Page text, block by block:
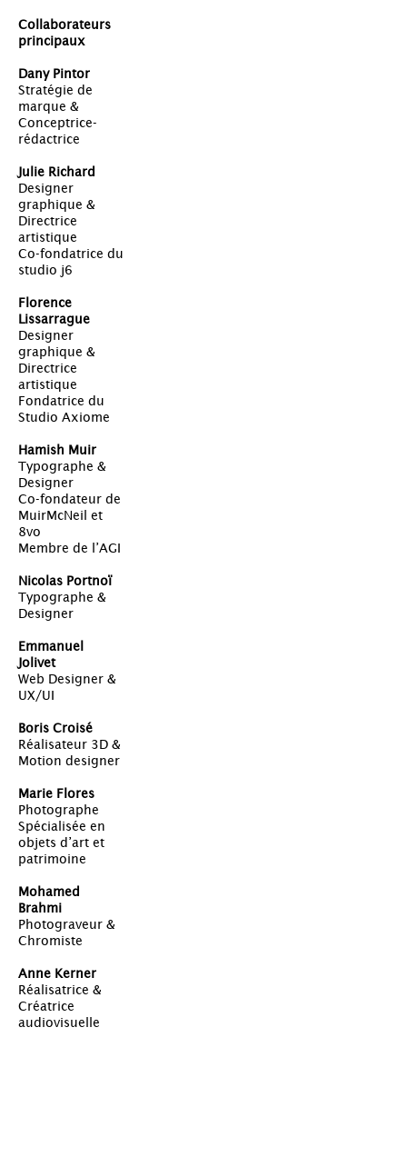
Collaborateurs
principaux
Dany Pintor
Stratégie de
marque &
Conceptrice-
rédactrice
Julie Richard
Designer
graphique &
Directrice
artistique
Co-fondatrice du
studio j6
Florence
Lissarrague
Designer
graphique &
Directrice
artistique
Fondatrice du
Studio Axiome
Hamish Muir
Typographe &
Designer
Co-fondateur de
MuirMcNeil et
8vo
Membre de l’AGI
Nicolas Portnoï
Typographe &
Designer
Emmanuel
Jolivet
Web Designer &
UX/UI
Boris Croisé
Réalisateur 3D &
Motion designer
Marie Flores
Photographe
Spécialisée en
objets d’art et
patrimoine
Mohamed
Brahmi
Photograveur &
Chromiste
Anne Kerner
Réalisatrice &
Créatrice
audiovisuelle